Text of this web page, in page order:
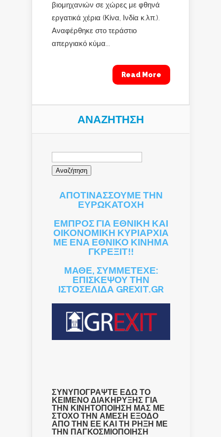
βιομηχανιών σε χώρες με φθηνά
εργατικά χέρια (Κίνα, Ινδία κ.λπ.).
Αναφέρθηκε στο τεράστιο
απεργιακό κύμα...
Read More
ΑΝΑΖΉΤΗΣΗ
Αναζήτηση
ΑΠΟΤΙΝΑΣΣΟΥΜΕ ΤΗΝ
ΕΥΡΩΚΑΤΟΧΗ
ΕΜΠΡΟΣ ΓΙΑ ΕΘΝΙΚΗ ΚΑΙ
ΟΙΚΟΝΟΜΙΚΗ ΚΥΡΙΑΡΧΙΑ
ΜΕ ΕΝΑ ΕΘΝΙΚΟ ΚΙΝΗΜΑ
ΓΚΡΕΞΙΤ!!
ΜΑΘΕ, ΣΥΜΜΕΤΕΧΕ:
ΕΠΙΣΚΕΨΟΥ ΤΗΝ
ΙΣΤΟΣΕΛΙΔΑ GREXIT.GR
ΣΥΝΥΠΟΓΡΑΨΤΕ ΕΔΩ ΤΟ
ΚΕΙΜΕΝΟ ΔΙΑΚΗΡΥΞΗΣ ΓΙΑ
ΤΗΝ ΚΙΝΗΤΟΠΟΙΗΣΗ ΜΑΣ ΜΕ
ΣΤΟΧΟ ΤΗΝ ΑΜΕΣΗ ΕΞΟΔΟ
ΑΠΟ ΤΗΝ ΕΕ ΚΑΙ ΤΗ ΡΗΞΗ ΜΕ
ΤΗΝ ΠΑΓΚΟΣΜΙΟΠΟΙΗΣΗ